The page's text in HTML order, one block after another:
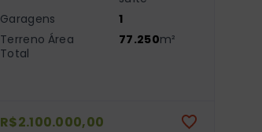
Garagens
1
Terreno Área
Total
77.250m²
R$2.100.000,00